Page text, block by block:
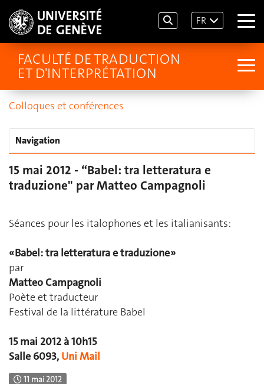
FR
FACULTÉ DE TRADUCTION
ET D'INTERPRÉTATION
Colloques et conférences
Navigation
15 mai 2012 - “Babel: tra letteratura e
traduzione" par Matteo Campagnoli
Séances pour les italophones et les italianisants:
« Babel: tra letteratura e traduzione »
par
Matteo Campagnoli
Poète et traducteur
Festival de la littérature Babel
15 mai 2012 à 10h15
Salle 6093, Uni Mail
11 mai 2012